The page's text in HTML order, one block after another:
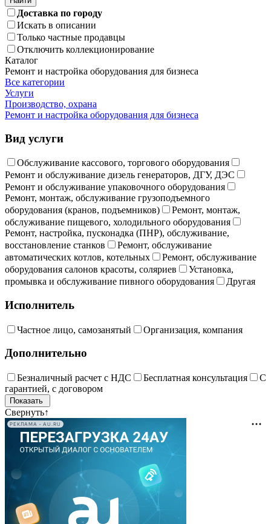
Доставка по городу
Искать в описании
Только частные продавцы
Отключить коллекционирование
Каталог
Ремонт и настройка оборудования для бизнеса
Все категории
Услуги
Производство, охрана
Ремонт и настройка оборудования для бизнеса
Вид услуги
Обслуживание кассового, торгового оборудования
Ремонт и обслуживание дизель генераторов, ДГУ, ДЭС
Ремонт и обслуживание упаковочного оборудования
Ремонт, монтаж, обслуживание грузоподъемного
оборудования (кранов, подъемников)
Ремонт, монтаж,
обслуживание пищевого, холодильного оборудования
Ремонт, настройка, пусконадка (ПНР), обслуживание,
восстановление станков
Ремонт, обслуживание
автоматических котлов, котельных
Ремонт, обслуживание
оборудования салонов красоты, соляриев
Установка,
промывка и обслуживание пивного оборудования
Другая
Исполнитель
Частное лицо, самозанятый Организация, компания
Дополнительно
Безналичный расчет с НДС Бесплатная консультация
С
гарантией, с договором
Свернуть↑
РЕКЛАМА • AU.RU